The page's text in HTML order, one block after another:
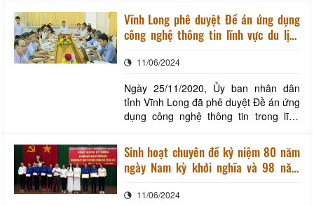
xuất khẩu. Nghề gốm Vĩnh Long phát
triển mạnh mẽ những năm 2007 -
2008. Nhiều doanh nghiệp đầu tư mở
cũng có sự phát triển đ
Vĩnh Long phê duyệt Đề án ứng dụng
công nghệ thông tin lĩnh vực du lịch
11/06/2024
Ngày 25/11/2020, Ủy ban nhân dân
tỉnh Vĩnh Long đã phê duyệt Đề án ứng
dụng công nghệ thông tin trong lĩnh
tiêu của Đề án nhằm phát triển du lịch
thông minh, chủ động đáp ứng nhu cầu
thông tin điểm đến cho khách du lịch;
Sinh hoạt chuyên đề kỷ niệm 80 năm
ngày Nam kỳ khởi nghĩa và 98 năm
11/06/2024